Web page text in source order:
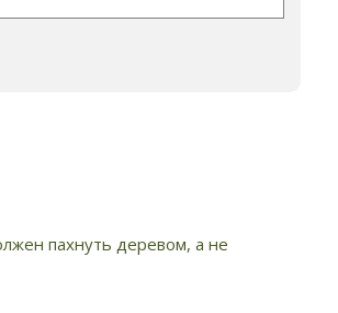
пахнуть деревом, а не